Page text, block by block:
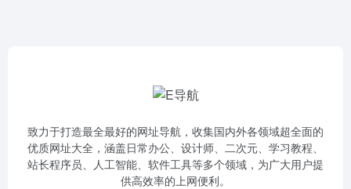
致力于打造最全最好的网址导航，收集国内外各领域超全面的
优质网址大全，涵盖日常办公、设计师、二次元、学习教程、
站长程序员、人工智能、软件工具等多个领域，为广大用户提
供高效率的上网便利。